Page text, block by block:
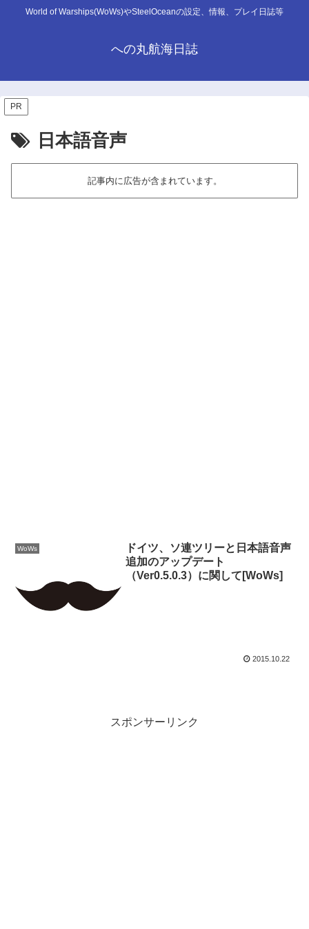
World of Warships(WoWs)やSteelOceanの設定、情報、プレイ日誌等
への丸航海日誌
PR
日本語音声
記事内に広告が含まれています。
WoWs
ドイツ、ソ連ツリーと日本語音声
追加のアップデート
（Ver0.5.0.3）に関して[WoWs]
2015.10.22
スポンサーリンク